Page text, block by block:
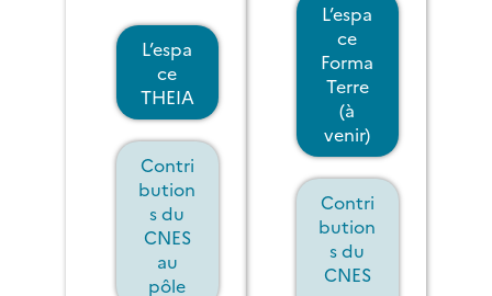
L’espa
ce
THEIA
Contri
bution
s du
CNES
au
pôle
L’espa
ce
Forma
Terre
(à
venir)
Contri
bution
s du
CNES